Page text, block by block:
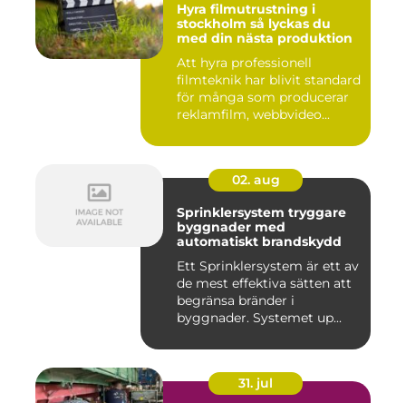
Hyra filmutrustning i
stockholm så lyckas du
med din nästa produktion
Att hyra professionell
filmteknik har blivit standard
för många som producerar
reklamfilm, webbvideo...
02. aug
Sprinklersystem tryggare
byggnader med
automatiskt brandskydd
Ett Sprinklersystem är ett av
de mest effektiva sätten att
begränsa bränder i
byggnader. Systemet up...
31. jul